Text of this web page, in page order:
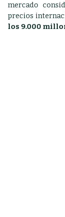
mercado
precios
los 9.000